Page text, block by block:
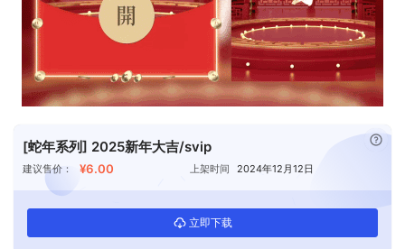
[蛇年系列] 2025新年大吉/svip
建议售价： ¥6.00 上架时间 2024年12月12日
立即下载
已